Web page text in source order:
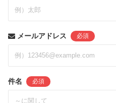
メールアドレス 必須
件名 必須